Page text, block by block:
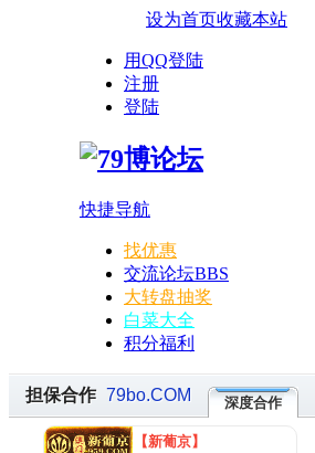
设为首页收藏本站
用QQ登陆
注册
登陆
快捷导航
找优惠
交流论坛BBS
大转盘抽奖
白菜大全
积分福利